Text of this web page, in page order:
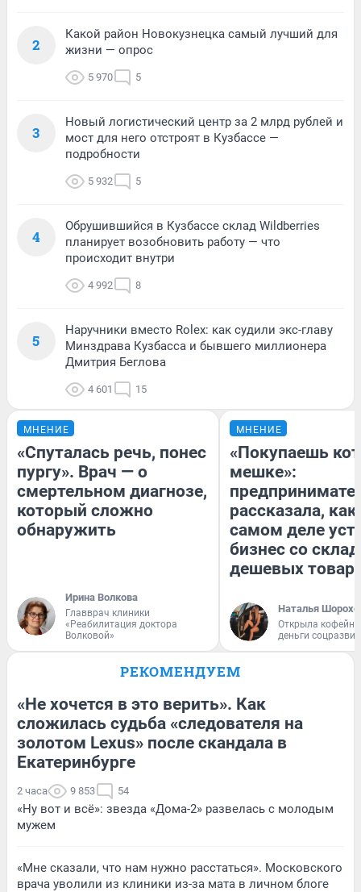
2
Какой район Новокузнецка самый лучший для
жизни — опрос
5 970 5
3
Новый логистический центр за 2 млрд рублей и
мост для него отстроят в Кузбассе —
подробности
5 932 5
4
Обрушившийся в Кузбассе склад Wildberries
планирует возобновить работу — что
происходит внутри
4 992 8
5
Наручники вместо Rolex: как судили экс-главу
Минздрава Кузбасса и бывшего миллионера
Дмитрия Беглова
4 601 15
МНЕНИЕ
«Спуталась речь, понес
пургу». Врач — о
смертельном диагнозе,
который сложно
обнаружить
Ирина Волкова
Главврач клиники
«Реабилитация доктора
Волковой»
МНЕНИЕ
«Покупаешь
мешке»:
рассказала, как
самом деле
бизнес со
дешевых
Наталья
Открыла
деньги
РЕКОМЕНДУЕМ
«Не хочется в это верить». Как
сложилась судьба «следователя на
золотом Lexus» после скандала в
Екатеринбурге
2 часа 9 853 54
«Ну вот и всё»: звезда «Дома-2» развелась с молодым
мужем
«Мне сказали, что нам нужно расстаться». Московского
врача уволили из клиники из-за мата в личном блоге